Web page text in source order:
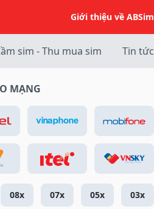
Giới thiệu về ABSim
sim - Thu mua sim Tin tức
MẠNG
08x 07x 05x 03x